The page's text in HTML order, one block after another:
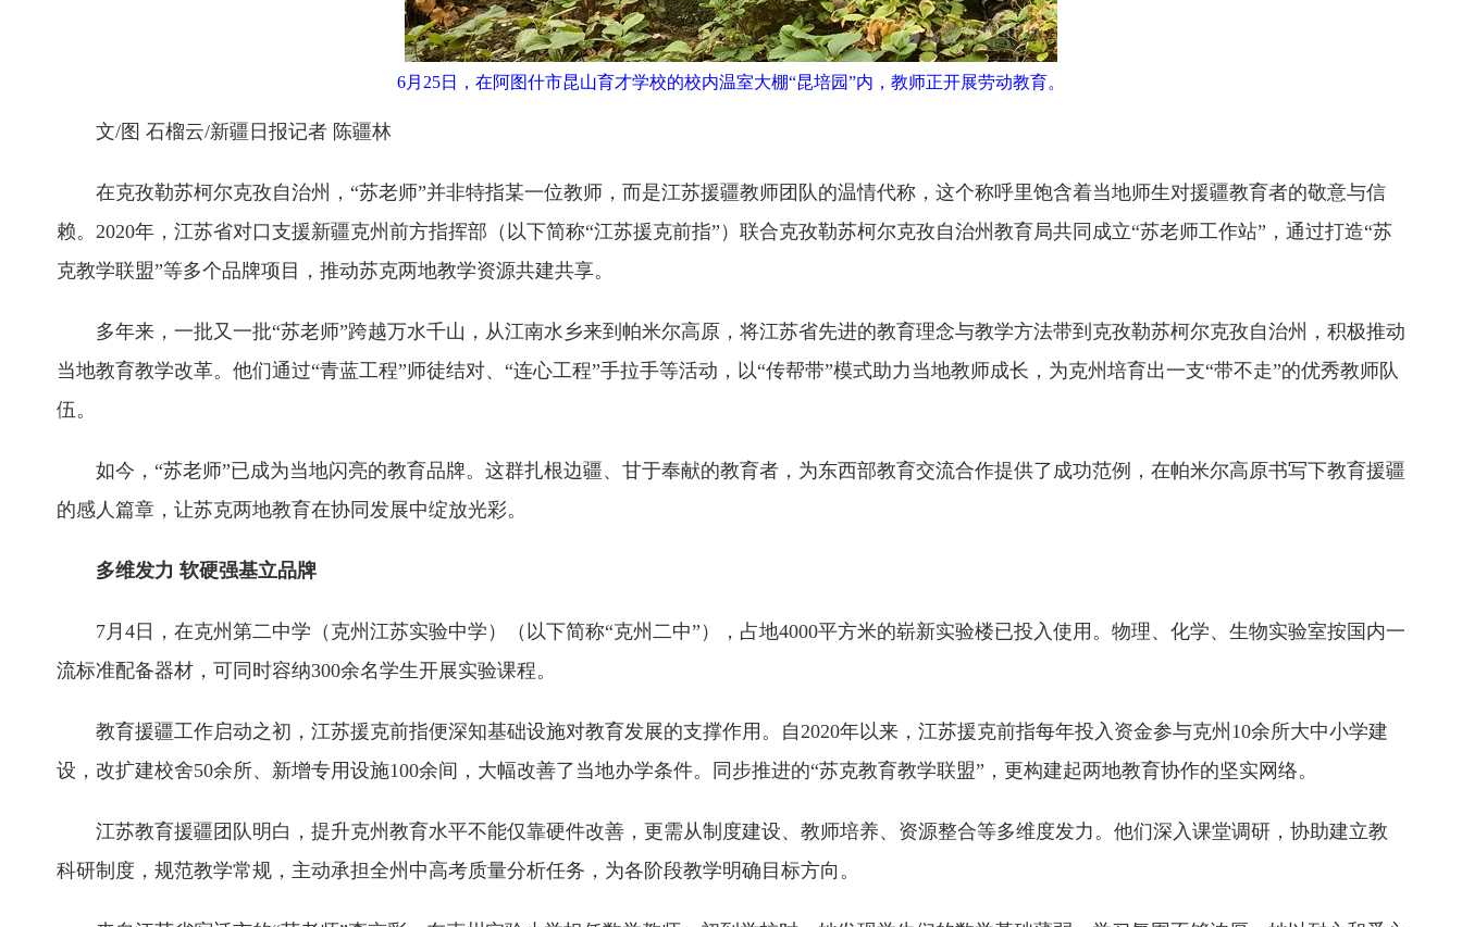
6月25日，在阿图什市昆山育才学校的校内温室大棚“昆培园”内，教师正开展劳动教育。
文/图 石榴云/新疆日报记者 陈疆林
在克孜勒苏柯尔克孜自治州，“苏老师”并非特指某一位教师，而是江苏援疆教师团队的温情代称，这个称呼里饱含着当地师生对援疆教育者的敬意与信
赖。2020年，江苏省对口支援新疆克州前方指挥部（以下简称“江苏援克前指”）联合克孜勒苏柯尔克孜自治州教育局共同成立“苏老师工作站”，通过打造“苏
克教学联盟”等多个品牌项目，推动苏克两地教学资源共建共享。
多年来，一批又一批“苏老师”跨越万水千山，从江南水乡来到帕米尔高原，将江苏省先进的教育理念与教学方法带到克孜勒苏柯尔克孜自治州，积极推动
当地教育教学改革。他们通过“青蓝工程”师徒结对、“连心工程”手拉手等活动，以“传帮带”模式助力当地教师成长，为克州培育出一支“带不走”的优秀教师队
伍。
如今，“苏老师”已成为当地闪亮的教育品牌。这群扎根边疆、甘于奉献的教育者，为东西部教育交流合作提供了成功范例，在帕米尔高原书写下教育援疆
的感人篇章，让苏克两地教育在协同发展中绽放光彩。
多维发力 软硬强基立品牌
7月4日，在克州第二中学（克州江苏实验中学）（以下简称“克州二中”），占地4000平方米的崭新实验楼已投入使用。物理、化学、生物实验室按国内一
流标准配备器材，可同时容纳300余名学生开展实验课程。
教育援疆工作启动之初，江苏援克前指便深知基础设施对教育发展的支撑作用。自2020年以来，江苏援克前指每年投入资金参与克州10余所大中小学建
设，改扩建校舍50余所、新增专用设施100余间，大幅改善了当地办学条件。同步推进的“苏克教育教学联盟”，更构建起两地教育协作的坚实网络。
江苏教育援疆团队明白，提升克州教育水平不能仅靠硬件改善，更需从制度建设、教师培养、资源整合等多维度发力。他们深入课堂调研，协助建立教
科研制度，规范教学常规，主动承担全州中高考质量分析任务，为各阶段教学明确目标方向。